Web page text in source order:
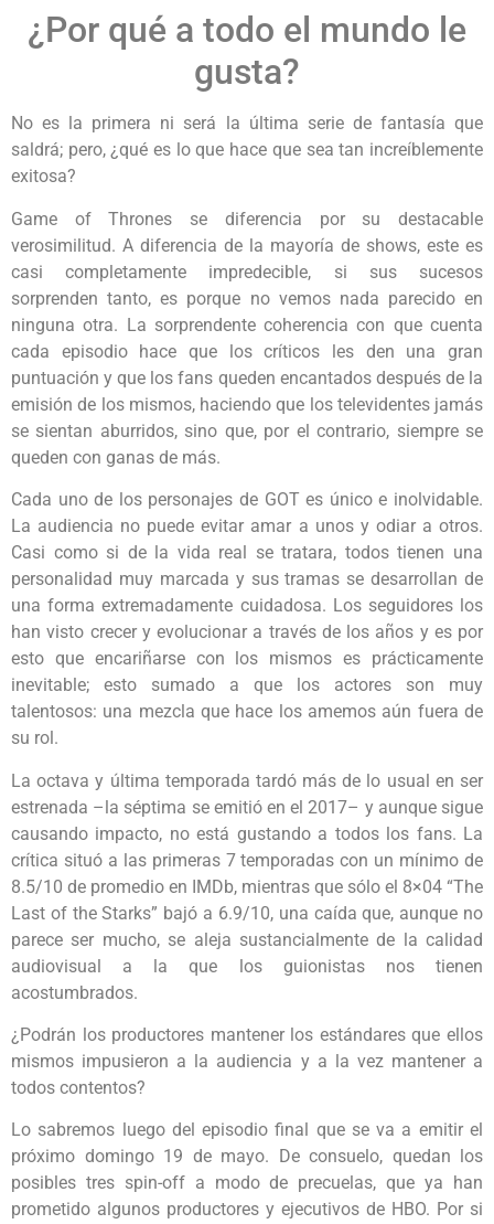
¿Por qué a todo el mundo le
gusta?
No es la primera ni será la última serie de fantasía que
saldrá; pero, ¿qué es lo que hace que sea tan increíblemente
exitosa?
Game of Thrones se diferencia por su destacable
verosimilitud. A diferencia de la mayoría de shows, este es
casi completamente impredecible, si sus sucesos
sorprenden tanto, es porque no vemos nada parecido en
ninguna otra. La sorprendente coherencia con que cuenta
cada episodio hace que los críticos les den una gran
puntuación y que los fans queden encantados después de la
emisión de los mismos, haciendo que los televidentes jamás
se sientan aburridos, sino que, por el contrario, siempre se
queden con ganas de más.
Cada uno de los personajes de GOT es único e inolvidable.
La audiencia no puede evitar amar a unos y odiar a otros.
Casi como si de la vida real se tratara, todos tienen una
personalidad muy marcada y sus tramas se desarrollan de
una forma extremadamente cuidadosa. Los seguidores los
han visto crecer y evolucionar a través de los años y es por
esto que encariñarse con los mismos es prácticamente
inevitable; esto sumado a que los actores son muy
talentosos: una mezcla que hace los amemos aún fuera de
su rol.
La octava y última temporada tardó más de lo usual en ser
estrenada –la séptima se emitió en el 2017– y aunque sigue
causando impacto, no está gustando a todos los fans. La
crítica situó a las primeras 7 temporadas con un mínimo de
8.5/10 de promedio en IMDb, mientras que sólo el 8×04 “The
Last of the Starks” bajó a 6.9/10, una caída que, aunque no
parece ser mucho, se aleja sustancialmente de la calidad
audiovisual a la que los guionistas nos tienen
acostumbrados.
¿Podrán los productores mantener los estándares que ellos
mismos impusieron a la audiencia y a la vez mantener a
todos contentos?
Lo sabremos luego del episodio final que se va a emitir el
próximo domingo 19 de mayo. De consuelo, quedan los
posibles tres spin-off a modo de precuelas, que ya han
prometido algunos productores y ejecutivos de HBO. Por si